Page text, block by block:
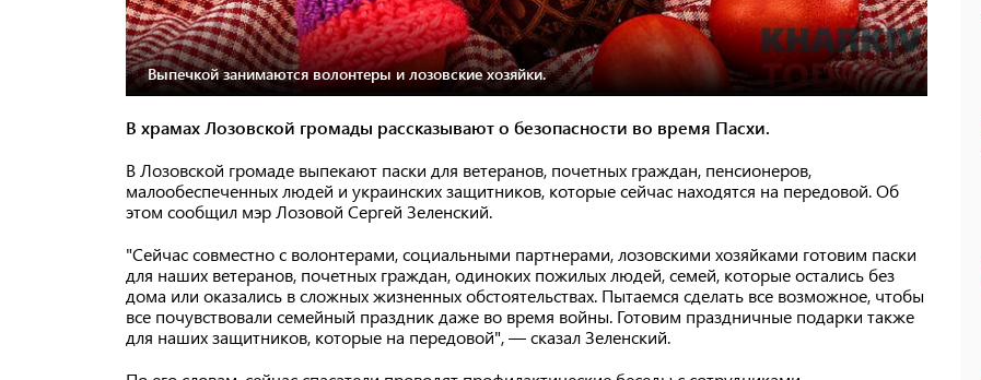
Выпечкой занимаются волонтеры и лозовские хозяйки.
В храмах Лозовской громады рассказывают о безопасности во время Пасхи.
В Лозовской громаде выпекают паски для ветеранов, почетных граждан, пенсионеров,
малообеспеченных людей и украинских защитников, которые сейчас находятся на передовой. Об
этом сообщил мэр Лозовой Сергей Зеленский.
"Сейчас совместно с волонтерами, социальными партнерами, лозовскими хозяйками готовим паски
для наших ветеранов, почетных граждан, одиноких пожилых людей, семей, которые остались без
дома или оказались в сложных жизненных обстоятельствах. Пытаемся сделать все возможное, чтобы
все почувствовали семейный праздник даже во время войны. Готовим праздничные подарки также
для наших защитников, которые на передовой", — сказал Зеленский.